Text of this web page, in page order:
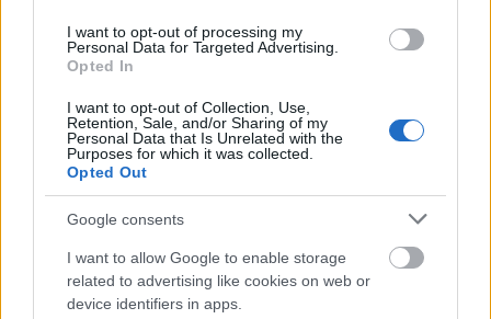
I want to opt-out of processing my
Personal Data for Targeted Advertising.
Opted In
I want to opt-out of Collection, Use,
Retention, Sale, and/or Sharing of my
Personal Data that Is Unrelated with the
Purposes for which it was collected.
Opted Out
Google consents
I want to allow Google to enable storage
related to advertising like cookies on web or
device identifiers in apps.